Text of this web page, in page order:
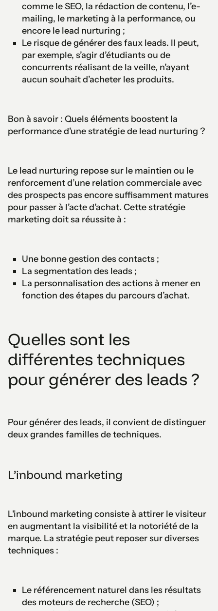
comme le SEO, la rédaction de contenu, l’e-
mailing, le marketing à la performance, ou
encore le lead nurturing ;
Le risque de générer des faux leads. Il peut,
par exemple, s’agir d’étudiants ou de
concurrents réalisant de la veille, n’ayant
aucun souhait d’acheter les produits.
Bon à savoir : Quels éléments boostent la
performance d'une stratégie de lead nurturing ?
Le lead nurturing repose sur le maintien ou le
renforcement d’une relation commerciale avec
des prospects pas encore suffisamment matures
pour passer à l’acte d’achat. Cette stratégie
marketing doit sa réussite à :
Une bonne gestion des contacts ;
La segmentation des leads ;
La personnalisation des actions à mener en
fonction des étapes du parcours d’achat.
Quelles sont les
différentes techniques
pour générer des leads ?
Pour générer des leads, il convient de distinguer
deux grandes familles de techniques.
L’inbound marketing
L'inbound marketing consiste à attirer le visiteur
en augmentant la visibilité et la notoriété de la
marque. La stratégie peut reposer sur diverses
techniques :
Le référencement naturel dans les résultats
des moteurs de recherche (SEO) ;